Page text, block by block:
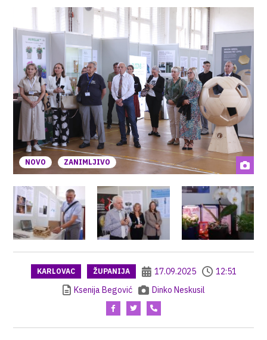
NOVO ZANIMLJIVO
KARLOVAC ŽUPANIJA 17.09.2025
12:51
Ksenija Begović
Dinko Neskusil